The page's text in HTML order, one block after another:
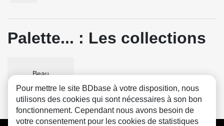
Palette... : Les collections
Beau
Pour mettre le site BDbase à votre disposition, nous
utilisons des cookies qui sont nécessaires à son bon
fonctionnement. Cependant nous avons besoin de
votre consentement pour les cookies de statistiques